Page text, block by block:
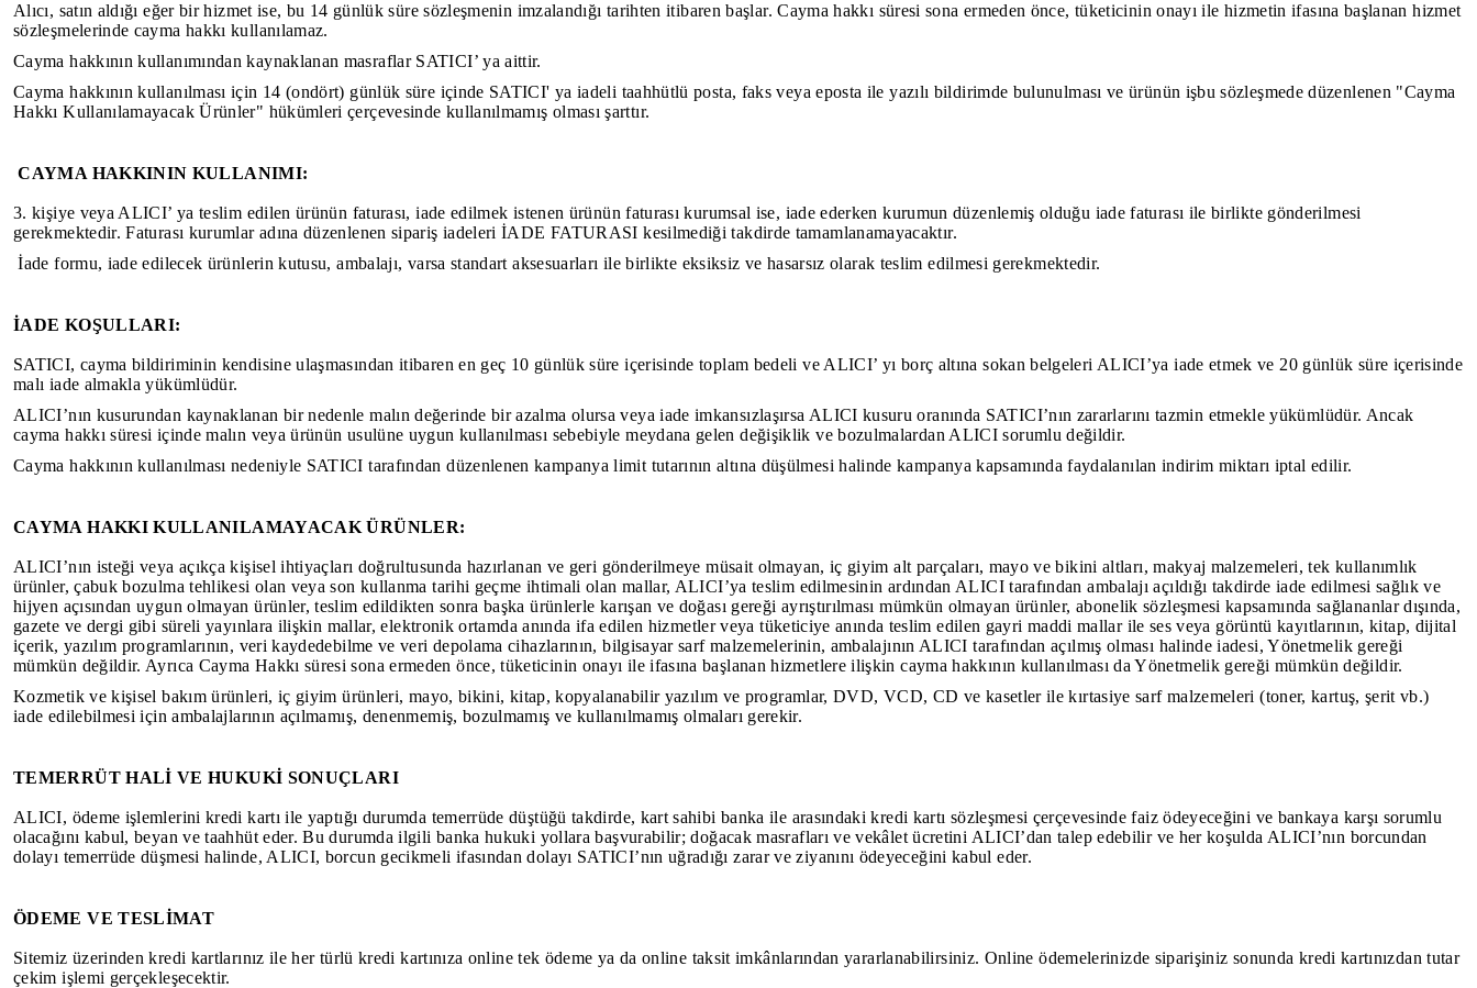
Alıcı, satın aldığı eğer bir hizmet ise, bu 14 günlük süre sözleşmenin imzalandığı tarihten itibaren başlar. Cayma hakkı süresi sona ermeden önce, tüketicinin onayı ile hizmetin ifasına başlanan hizmet
sözleşmelerinde cayma hakkı kullanılamaz.
Cayma hakkının kullanımından kaynaklanan masraflar SATICI’ ya aittir.
Cayma hakkının kullanılması için 14 (ondört) günlük süre içinde SATICI' ya iadeli taahhütlü posta, faks veya eposta ile yazılı bildirimde bulunulması ve ürünün işbu sözleşmede düzenlenen "Cayma
Hakkı Kullanılamayacak Ürünler" hükümleri çerçevesinde kullanılmamış olması şarttır.
CAYMA HAKKININ KULLANIMI:
3. kişiye veya ALICI’ ya teslim edilen ürünün faturası, iade edilmek istenen ürünün faturası kurumsal ise, iade ederken kurumun düzenlemiş olduğu iade faturası ile birlikte gönderilmesi
gerekmektedir. Faturası kurumlar adına düzenlenen sipariş iadeleri İADE FATURASI kesilmediği takdirde tamamlanamayacaktır.
İade formu, iade edilecek ürünlerin kutusu, ambalajı, varsa standart aksesuarları ile birlikte eksiksiz ve hasarsız olarak teslim edilmesi gerekmektedir.
İADE KOŞULLARI:
SATICI, cayma bildiriminin kendisine ulaşmasından itibaren en geç 10 günlük süre içerisinde toplam bedeli ve ALICI’ yı borç altına sokan belgeleri ALICI’ya iade etmek ve 20 günlük süre içerisinde
malı iade almakla yükümlüdür.
ALICI’nın kusurundan kaynaklanan bir nedenle malın değerinde bir azalma olursa veya iade imkansızlaşırsa ALICI kusuru oranında SATICI’nın zararlarını tazmin etmekle yükümlüdür. Ancak
cayma hakkı süresi içinde malın veya ürünün usulüne uygun kullanılması sebebiyle meydana gelen değişiklik ve bozulmalardan ALICI sorumlu değildir.
Cayma hakkının kullanılması nedeniyle SATICI tarafından düzenlenen kampanya limit tutarının altına düşülmesi halinde kampanya kapsamında faydalanılan indirim miktarı iptal edilir.
CAYMA HAKKI KULLANILAMAYACAK ÜRÜNLER:
ALICI’nın isteği veya açıkça kişisel ihtiyaçları doğrultusunda hazırlanan ve geri gönderilmeye müsait olmayan, iç giyim alt parçaları, mayo ve bikini altları, makyaj malzemeleri, tek kullanımlık
ürünler, çabuk bozulma tehlikesi olan veya son kullanma tarihi geçme ihtimali olan mallar, ALICI’ya teslim edilmesinin ardından ALICI tarafından ambalajı açıldığı takdirde iade edilmesi sağlık ve
hijyen açısından uygun olmayan ürünler, teslim edildikten sonra başka ürünlerle karışan ve doğası gereği ayrıştırılması mümkün olmayan ürünler, abonelik sözleşmesi kapsamında sağlananlar dışında,
gazete ve dergi gibi süreli yayınlara ilişkin mallar, elektronik ortamda anında ifa edilen hizmetler veya tüketiciye anında teslim edilen gayri maddi mallar ile ses veya görüntü kayıtlarının, kitap, dijital
içerik, yazılım programlarının, veri kaydedebilme ve veri depolama cihazlarının, bilgisayar sarf malzemelerinin, ambalajının ALICI tarafından açılmış olması halinde iadesi, Yönetmelik gereği
mümkün değildir. Ayrıca Cayma Hakkı süresi sona ermeden önce, tüketicinin onayı ile ifasına başlanan hizmetlere ilişkin cayma hakkının kullanılması da Yönetmelik gereği mümkün değildir.
Kozmetik ve kişisel bakım ürünleri, iç giyim ürünleri, mayo, bikini, kitap, kopyalanabilir yazılım ve programlar, DVD, VCD, CD ve kasetler ile kırtasiye sarf malzemeleri (toner, kartuş, şerit vb.)
iade edilebilmesi için ambalajlarının açılmamış, denenmemiş, bozulmamış ve kullanılmamış olmaları gerekir.
TEMERRÜT HALİ VE HUKUKİ SONUÇLARI
ALICI, ödeme işlemlerini kredi kartı ile yaptığı durumda temerrüde düştüğü takdirde, kart sahibi banka ile arasındaki kredi kartı sözleşmesi çerçevesinde faiz ödeyeceğini ve bankaya karşı sorumlu
olacağını kabul, beyan ve taahhüt eder. Bu durumda ilgili banka hukuki yollara başvurabilir; doğacak masrafları ve vekâlet ücretini ALICI’dan talep edebilir ve her koşulda ALICI’nın borcundan
dolayı temerrüde düşmesi halinde, ALICI, borcun gecikmeli ifasından dolayı SATICI’nın uğradığı zarar ve ziyanını ödeyeceğini kabul eder.
ÖDEME VE TESLİMAT
Sitemiz üzerinden kredi kartlarınız ile her türlü kredi kartınıza online tek ödeme ya da online taksit imkânlarından yararlanabilirsiniz. Online ödemelerinizde siparişiniz sonunda kredi kartınızdan tutar
çekim işlemi gerçekleşecektir.